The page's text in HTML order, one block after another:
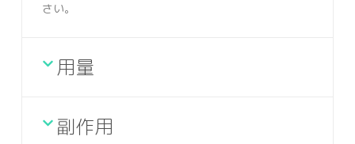
さい。
用量
副作用